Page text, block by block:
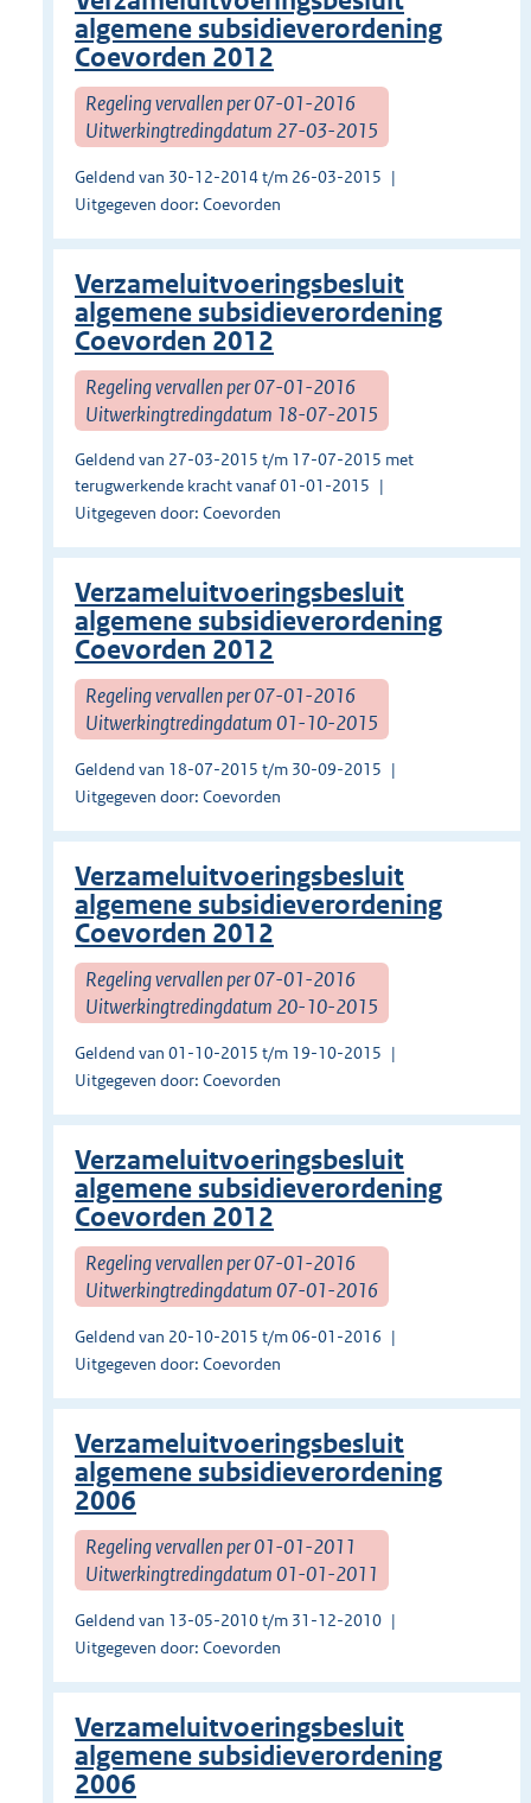
algemene subsidieverordening
Coevorden 2012
Regeling vervallen per 07-01-2016
Uitwerkingtredingdatum 27-03-2015
Geldend van 30-12-2014 t/m 26-03-2015
Uitgegeven door: Coevorden
Verzameluitvoeringsbesluit
algemene subsidieverordening
Coevorden 2012
Regeling vervallen per 07-01-2016
Uitwerkingtredingdatum 18-07-2015
Geldend van 27-03-2015 t/m 17-07-2015 met
terugwerkende kracht vanaf 01-01-2015
Uitgegeven door: Coevorden
Verzameluitvoeringsbesluit
algemene subsidieverordening
Coevorden 2012
Regeling vervallen per 07-01-2016
Uitwerkingtredingdatum 01-10-2015
Geldend van 18-07-2015 t/m 30-09-2015
Uitgegeven door: Coevorden
Verzameluitvoeringsbesluit
algemene subsidieverordening
Coevorden 2012
Regeling vervallen per 07-01-2016
Uitwerkingtredingdatum 20-10-2015
Geldend van 01-10-2015 t/m 19-10-2015
Uitgegeven door: Coevorden
Verzameluitvoeringsbesluit
algemene subsidieverordening
Coevorden 2012
Regeling vervallen per 07-01-2016
Uitwerkingtredingdatum 07-01-2016
Geldend van 20-10-2015 t/m 06-01-2016
Uitgegeven door: Coevorden
Verzameluitvoeringsbesluit
algemene subsidieverordening
2006
Regeling vervallen per 01-01-2011
Uitwerkingtredingdatum 01-01-2011
Geldend van 13-05-2010 t/m 31-12-2010
Uitgegeven door: Coevorden
Verzameluitvoeringsbesluit
algemene subsidieverordening
2006